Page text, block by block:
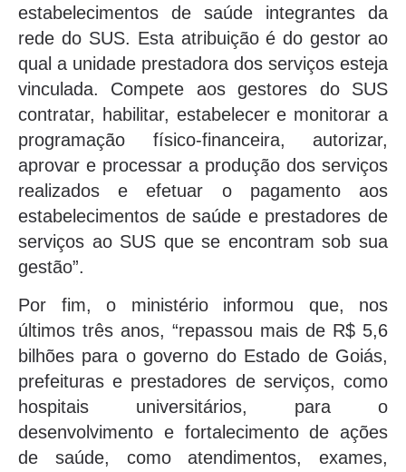
estabelecimentos de saúde integrantes da
rede do SUS. Esta atribuição é do gestor ao
qual a unidade prestadora dos serviços esteja
vinculada. Compete aos gestores do SUS
contratar, habilitar, estabelecer e monitorar a
programação físico-financeira, autorizar,
aprovar e processar a produção dos serviços
realizados e efetuar o pagamento aos
estabelecimentos de saúde e prestadores de
serviços ao SUS que se encontram sob sua
gestão”.
Por fim, o ministério informou que, nos
últimos três anos, “repassou mais de R$ 5,6
bilhões para o governo do Estado de Goiás,
prefeituras e prestadores de serviços, como
hospitais universitários, para o
desenvolvimento e fortalecimento de ações
de saúde, como atendimentos, exames,